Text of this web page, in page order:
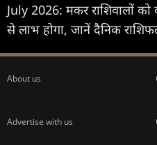
July 2026: मकर राशिवालों को
से लाभ होगा, जानें दैनिक
About us
Advertise with us